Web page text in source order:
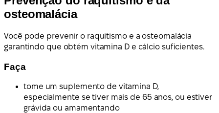
osteomalácia
Você pode prevenir o raquitismo e a osteomalácia
garantindo que obtém vitamina D e cálcio suficientes.
Faça
tome um suplemento de vitamina D,
especialmente se tiver mais de 65 anos, ou estiver
grávida ou amamentando